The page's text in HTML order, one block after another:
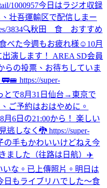
1000957今日はラジオ収録
壮吾運輸区で配信しまー
3834🔍秋田 食 おすすめ
食べた今週もお疲れ様☺️ 10月
出演します！ AREA SD会員
らの投票、お待ちしていま
https://super-
とで8月31日仙台→東京で
ご予約はおはやめに。
6日の21:00から！ 楽しい
逃しなく🐉 https://super-
の手もかわいいけどねえ 今
ました（往路は日航）✈️
な。 已上傳照片。 明日は
日もライブリハでした〜食